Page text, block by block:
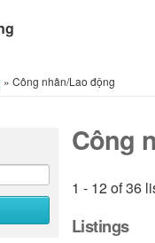
» Công nhân/Lao động
Công
1 - 12 of 36
Listings